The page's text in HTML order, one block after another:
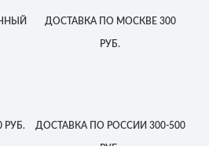
ДОСТАВКАПО МОСКВЕ 300
РУБ.
РУБ. ДОСТАВКАПО РОССИИ 300-500